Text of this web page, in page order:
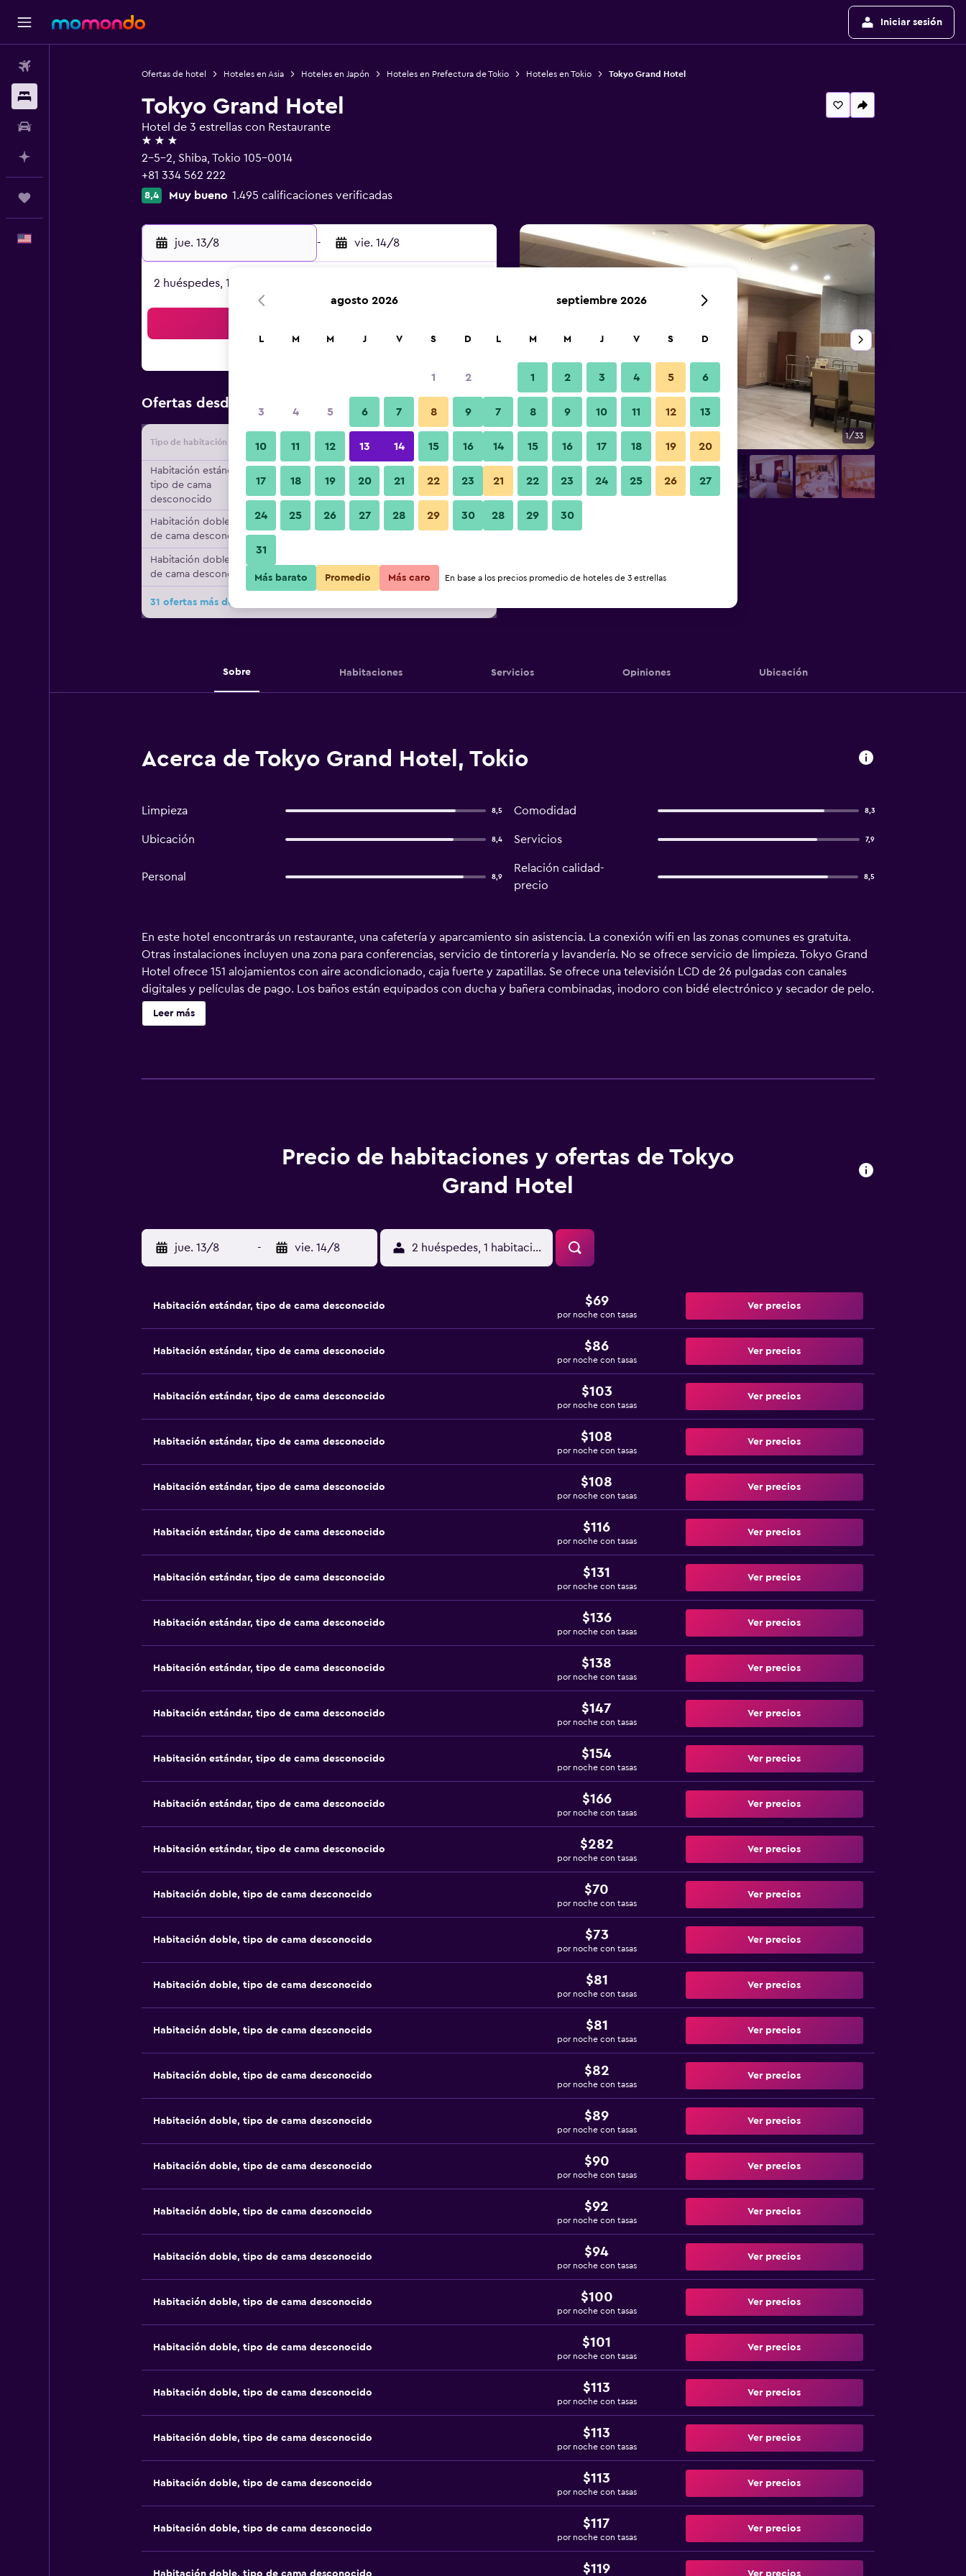
Iniciar sesión
Ofertas de hotel Hoteles en Asia Hoteles en Japón Hoteles en Prefectura de Tokio Hoteles en Tokio Tokyo Grand Hotel
Tokyo Grand Hotel
Hotel de 3 estrellas con Restaurante
3 estrellas
2-5-2, Shiba, Tokio 105-0014
+81 334 562 222
8,4 Muy bueno 1.495 calificaciones verificadas
jue. 13/8 - vie. 14/8
2 huéspedes, 1 habitación
Ofertas desde Oferta más barata de precio por noche
Tipo de habitación Proveedor Total noche
Habitación estándar,
tipo de cama
desconocido
$69 Ver oferta
Habitación doble, tipo
de cama desconocido
$70 Ver oferta
Habitación doble, tipo
de cama desconocido
$73 Ver oferta
31 ofertas más de Tokyo Grand Hotel
Recepción 1/33
Fotos
Sobre Habitaciones Servicios Opiniones Ubicación
Acerca de Tokyo Grand Hotel, Tokio
Limpieza 8,5 Comodidad 8,3
Ubicación 8,4 Servicios 7,9
Personal 8,9
Relación calidad-
precio
8,5
En este hotel encontrarás un restaurante, una cafetería y aparcamiento sin asistencia. La conexión wifi en las zonas comunes es gratuita.
Otras instalaciones incluyen una zona para conferencias, servicio de tintorería y lavandería. No se ofrece servicio de limpieza. Tokyo Grand
Hotel ofrece 151 alojamientos con aire acondicionado, caja fuerte y zapatillas. Se ofrece una televisión LCD de 26 pulgadas con canales
digitales y películas de pago. Los baños están equipados con ducha y bañera combinadas, inodoro con bidé electrónico y secador de pelo.
Este hotel en Tokio ofrece acceso a Internet por cable y wifi gratis. Los servicios para las personas de negocios incluyen escritorio y
teléfono. Es posible solicitar masajes en la habitación y tabla de planchar con plancha.
Leer más
Precio de habitaciones y ofertas de Tokyo
Grand Hotel
jue. 13/8 - vie. 14/8 2 huéspedes, 1 habitación
Habitación estándar, tipo de cama desconocido $69
por noche con tasas
Ver precios
Habitación estándar, tipo de cama desconocido $86
por noche con tasas
Ver precios
Habitación estándar, tipo de cama desconocido $103
por noche con tasas
Ver precios
Habitación estándar, tipo de cama desconocido $108
por noche con tasas
Ver precios
Habitación estándar, tipo de cama desconocido $108
por noche con tasas
Ver precios
Habitación estándar, tipo de cama desconocido $116
por noche con tasas
Ver precios
Habitación estándar, tipo de cama desconocido $131
por noche con tasas
Ver precios
Habitación estándar, tipo de cama desconocido $136
por noche con tasas
Ver precios
Habitación estándar, tipo de cama desconocido $138
por noche con tasas
Ver precios
Habitación estándar, tipo de cama desconocido $147
por noche con tasas
Ver precios
Habitación estándar, tipo de cama desconocido $154
por noche con tasas
Ver precios
Habitación estándar, tipo de cama desconocido $166
por noche con tasas
Ver precios
Habitación estándar, tipo de cama desconocido $282
por noche con tasas
Ver precios
Habitación doble, tipo de cama desconocido $70
por noche con tasas
Ver precios
Habitación doble, tipo de cama desconocido $73
por noche con tasas
Ver precios
Habitación doble, tipo de cama desconocido $81
por noche con tasas
Ver precios
Habitación doble, tipo de cama desconocido $81
por noche con tasas
Ver precios
Habitación doble, tipo de cama desconocido $82
por noche con tasas
Ver precios
Habitación doble, tipo de cama desconocido $89
por noche con tasas
Ver precios
Habitación doble, tipo de cama desconocido $90
por noche con tasas
Ver precios
Habitación doble, tipo de cama desconocido $92
por noche con tasas
Ver precios
Habitación doble, tipo de cama desconocido $94
por noche con tasas
Ver precios
Habitación doble, tipo de cama desconocido $100
por noche con tasas
Ver precios
Habitación doble, tipo de cama desconocido $101
por noche con tasas
Ver precios
Habitación doble, tipo de cama desconocido $113
por noche con tasas
Ver precios
Habitación doble, tipo de cama desconocido $113
por noche con tasas
Ver precios
Habitación doble, tipo de cama desconocido $113
por noche con tasas
Ver precios
Habitación doble, tipo de cama desconocido $117
por noche con tasas
Ver precios
Habitación doble, tipo de cama desconocido $119 Ver precios
agosto 2026
L M M J V S D
1 2
3 4 5 6 7 8 9
10 11 12 13 14 15 16
17 18 19 20 21 22 23
24 25 26 27 28 29 30
31
septiembre 2026
L M M J V S D
1 2 3 4 5 6
7 8 9 10 11 12 13
14 15 16 17 18 19 20
21 22 23 24 25 26 27
28 29 30
Más barato Promedio Más caro En base a los precios promedio de hoteles de 3 estrellas